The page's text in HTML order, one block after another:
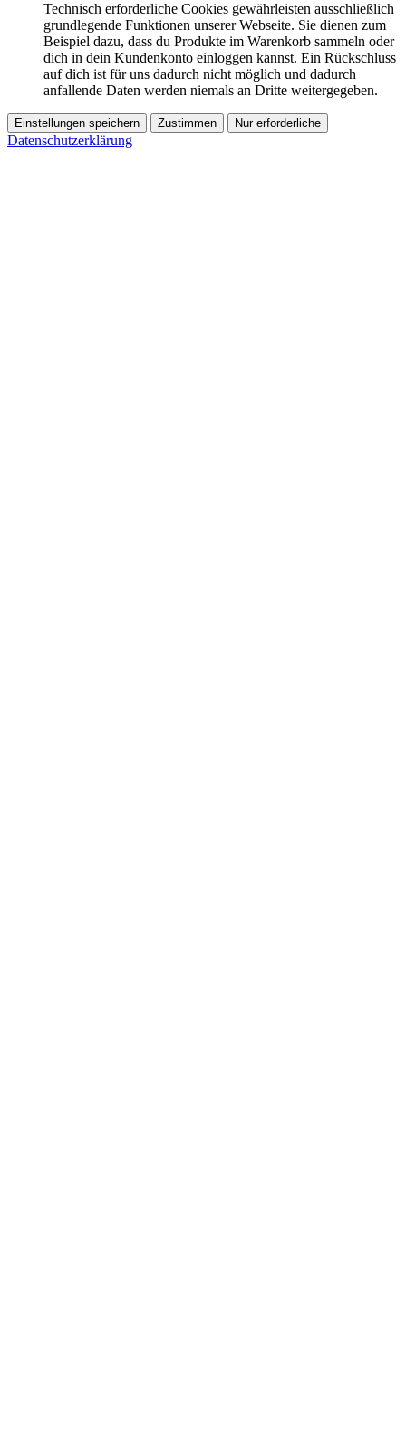
Technisch erforderliche Cookies gewährleisten ausschließlich
grundlegende Funktionen unserer Webseite. Sie dienen zum
Beispiel dazu, dass du Produkte im Warenkorb sammeln oder
dich in dein Kundenkonto einloggen kannst. Ein Rückschluss
auf dich ist für uns dadurch nicht möglich und dadurch
anfallende Daten werden niemals an Dritte weitergegeben.
Einstellungen speichern Zustimmen Nur erforderliche
Datenschutzerklärung